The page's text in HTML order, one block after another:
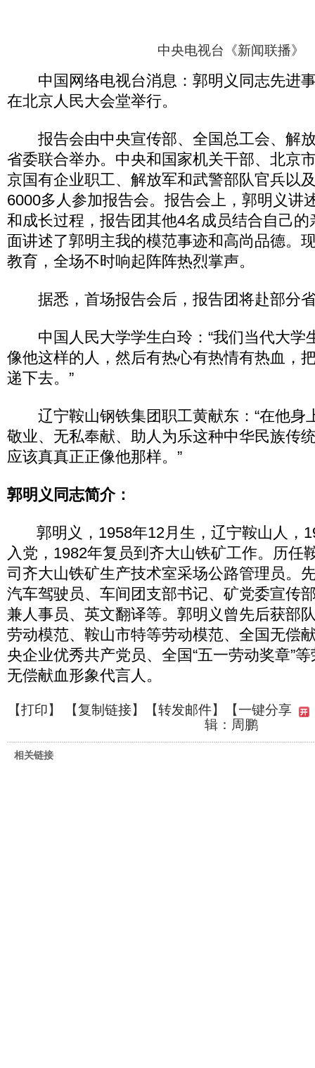
中央电视台《新闻联播》
中国网络电视台消息：郭明义同志先进
在北京人民大会堂举行。
报告会由中央宣传部、全国总工会、解
省委联合举办。中央和国家机关干部、北京
京国有企业职工、解放军和武警部队官兵以
6000多人参加报告会。报告会上，郭明义讲
和成长过程，报告团其他4名成员结合自己
面讲述了郭明主我的模范事迹和高尚品德。
教育，全场不时响起阵阵热烈掌声。
据悉，首场报告会后，报告团将赴部分
中国人民大学学生白玲：“我们当代大学
像他这样的人，然后有热心有热情有热血，
递下去。”
辽宁鞍山钢铁集团职工黄献东：“在他身
敬业、无私奉献、助人为乐这种中华民族传
应该真真正正像他那样。”
郭明义同志简介：
郭明义，1958年12月生，辽宁鞍山人，
入党，1982年复员到齐大山铁矿工作。历任
司齐大山铁矿生产技术室采场公路管理员。
汽车驾驶员、车间团支部书记、矿党委宣传
兼人事员、英文翻译等。郭明义曾先后获部
劳动模范、鞍山市特等劳动模范、全国无偿
央企业优秀共产党员、全国“五一劳动奖章”
无偿献血形象代言人。
【打印】 【复制链接】【转发邮件】
【一键分享
辑：周鹏
相关链接